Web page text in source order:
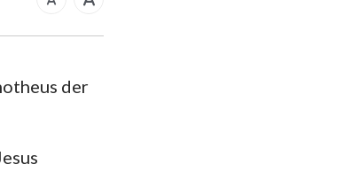
der